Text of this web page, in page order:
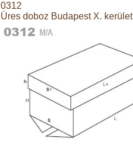
0312
Üres doboz Budapest X. kerület